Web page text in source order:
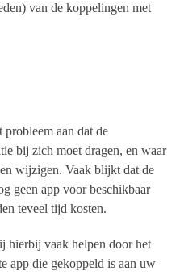
van de koppelingen met
probleem aan dat de
bij zich moet dragen, en waar
wijzigen. Vaak blijkt dat de
geen app voor beschikbaar
teveel tijd kosten.
hierbij vaak helpen door het
app die gekoppeld is aan uw